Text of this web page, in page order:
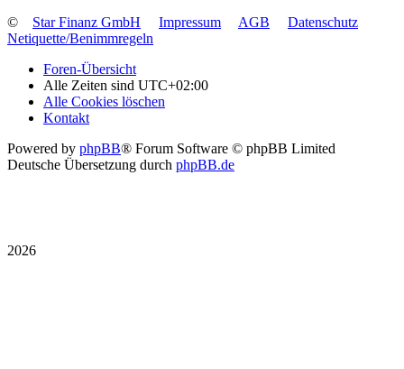
©
Star Finanz GmbH Impressum AGB
Datenschutz
Netiquette/Benimmregeln
Foren-Übersicht
Alle Zeiten sind UTC+02:00
Alle Cookies löschen
Kontakt
Powered by phpBB® Forum Software © phpBB Limited
Deutsche Übersetzung durch phpBB.de
2026